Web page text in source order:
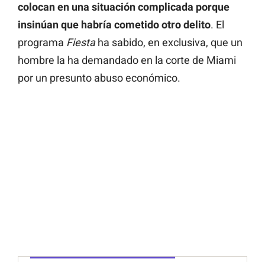
colocan en una situación complicada porque
insinúan que habría cometido otro delito. El
programa Fiestaha sabido, en exclusiva, que un
hombre la ha demandado en la corte de Miami
por un presunto abuso económico.